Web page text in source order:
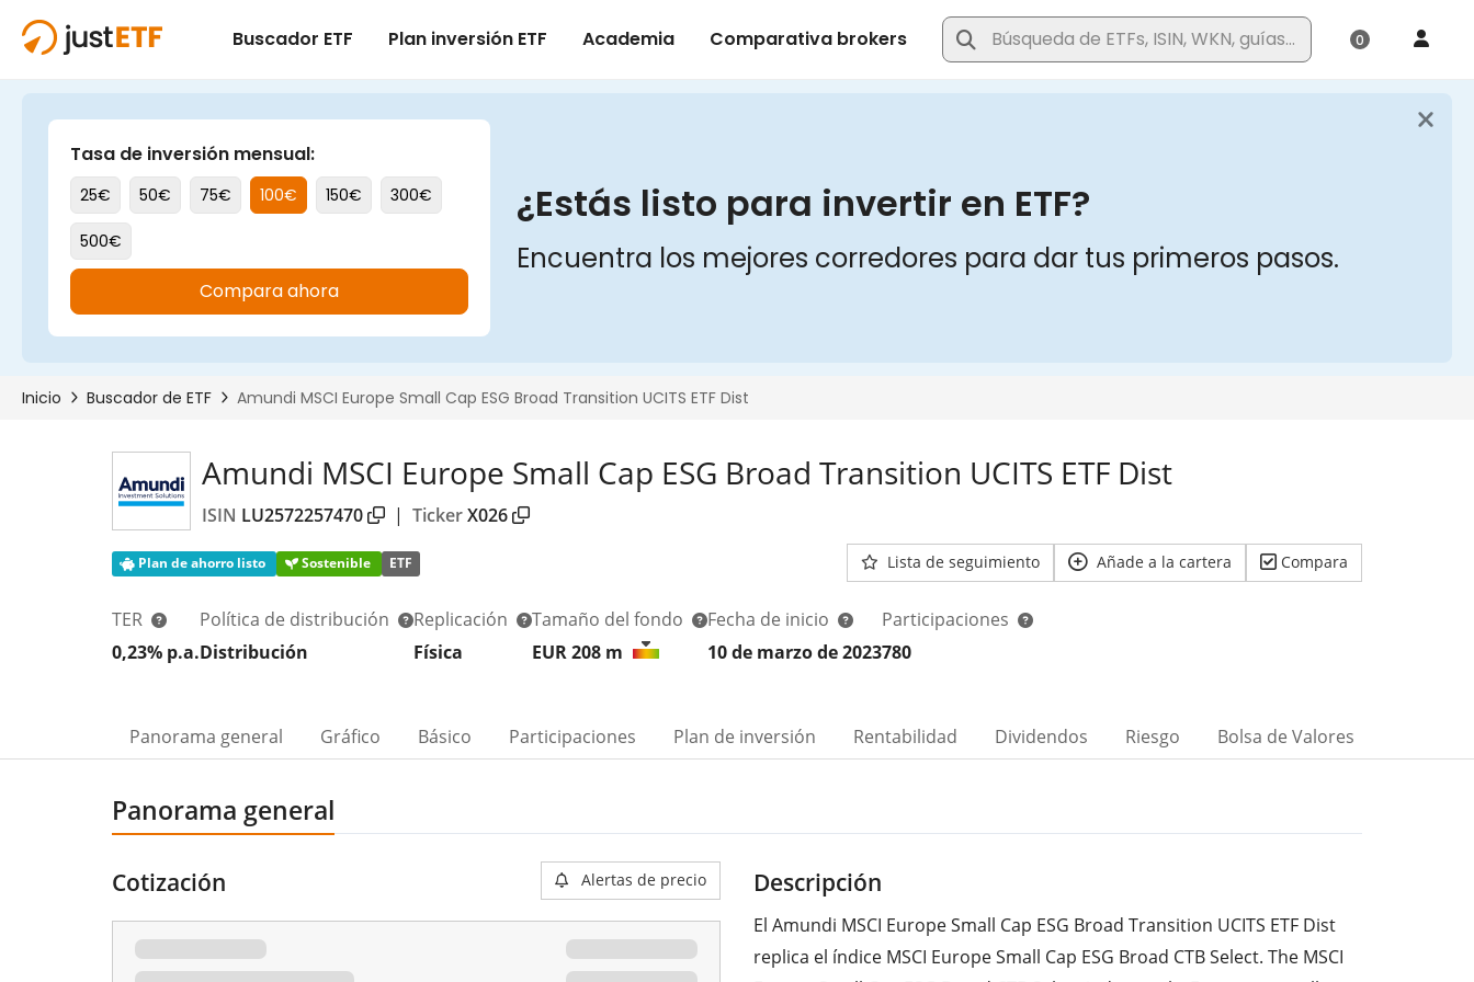
Amundi MSCI Europe Small Cap ESG Broad Transition UCITS ETF Dist
ISIN LU2572257470 | TickerX026
Plan de ahorro listo Sostenible ETF Lista de seguimiento Añade a la cartera Compara
TER
0,23% p.a.
Política de distribución
Distribución
Replicación
Física
Tamaño del fondo
EUR 208 m
Fecha de inicio
10 de marzo de 2023
Participaciones
780
Panorama general Gráfico Básico Participaciones Plan de inversión Rentabilidad Dividendos Riesgo Bolsa de Valores
Panorama general
Cotización Alertas de precio Descripción
El Amundi MSCI Europe Small Cap ESG Broad Transition UCITS ETF Dist
replica el índice MSCI Europe Small Cap ESG Broad CTB Select. The MSCI